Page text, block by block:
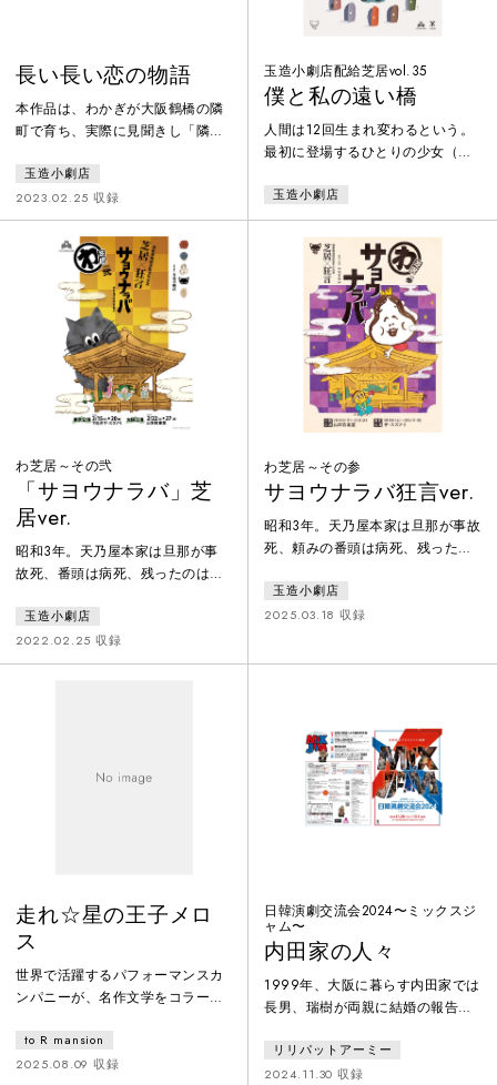
長い長い恋の物語
本作品は、わかぎが大阪鶴橋の隣
町で育ち、実際に見聞きし「隣人
に書かれた。日本の統治にあった
朝鮮半島では、日本語教育も実施
され、大正中期には、多くの人が
働き手として日本に渡ってきた。
昭和に入り、ソジンも日本にやっ
てくるがそのうちに日本人から差
別されている事に気がつく。そん
な中ある日勤め先の令嬢、桜子に
恋をしてしまう…それは彼らの人
生の長い長い恋の物語の始まりで
もあった。
玉造小劇店
2023.02.25 収録
玉造小劇店配給芝居vol.35
僕と私の遠い橋
人間は12回生まれ変わるという。
最初に登場するひとりの少女（の
変わったが、いつも身体と心が一
致していないような感覚で満足の
いく人生を歩めたことがないと語
る。ある日、天界で偶然出会った
阿弥陀様に「次に生まれ変わると
きにはそれが解消できるでしょう
か？」と問い、少女は自分の10回
の人生を阿弥陀様に見せることに
する。果たして少女の答えは出る
のだろうか？あと2回生まれ変わる
玉造小劇店
わ芝居～その弐
「サヨウナラバ」芝
居ver.
昭和3年。天乃屋本家は旦那が事
故死、番頭は病死、残ったのは跡
娘には婿の来手がなくこのままで
は本家がつぶれると、親戚一同困
っていた。せめて一代だけでも繋
しまう。計画は順調に思われたの
玉造小劇店
2022.02.25 収録
わ芝居～その参
サヨウナラバ狂言ver.
昭和3年。天乃屋本家は旦那が事故
死、頼みの番頭は病死、残ったの
のシズ一人。せめて一代だけでも
繋げれば、シズが死んだ後は分家
矢が立ったのが、分家の手代、伊
命が辿り着く先は…「それやった
ら」まぁいいか。という日本人特
有の曖昧な処世術で繋がって行く
女たちのしたたかな物語、完全
版・狂言v
玉造小劇店
2025.03.18 収録
走れ☆星の王子メロ
ス
世界で活躍するパフォーマンスカ
ンパニーが、名作文学をコラージ
作、上演します。友との友情や人
との絆を描いた太宰治の「走れメ
to R mansion
2025.08.09 収録
日韓演劇交流会2024〜ミックスジ
ャム〜
内田家の人々
1999年、大阪に暮らす内田家では
長男、瑞樹が両親に結婚の報告を
えるはずだったのだが、相手が在
日韓国人の女性だと聞いて、周囲
リリパットアーミー
2024.11.30 収録